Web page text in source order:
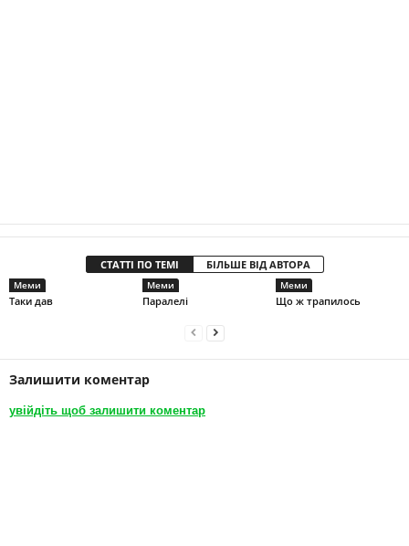
СТАТТІ ПО ТЕМІ БІЛЬШЕ ВІД АВТОРА
Меми
Таки дав
Меми
Паралелі
Меми
Що ж трапилось
Залишити коментар
увійдіть щоб залишити коментар